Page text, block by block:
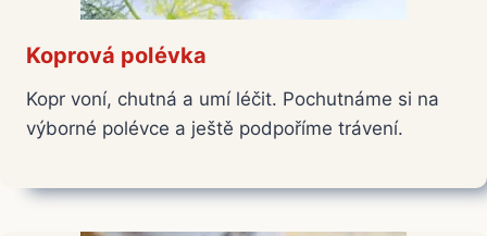
Koprová polévka
Kopr voní, chutná a umí léčit. Pochutnáme si na
výborné polévce a ještě podpoříme trávení.